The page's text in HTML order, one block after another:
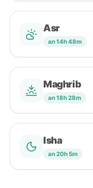
Asr
an 14h 48m
Maghrib
an 18h 28m
Isha
an 20h 5m